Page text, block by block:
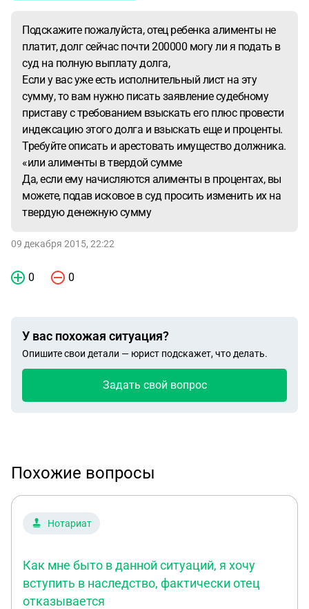
Подскажите пожалуйста, отец ребенка алименты не
платит, долг сейчас почти 200000 могу ли я подать в
суд на полную выплату долга,
Если у вас уже есть исполнительный лист на эту
сумму, то вам нужно писать заявление судебному
приставу с требованием взыскать его плюс провести
индексацию этого долга и взыскать еще и проценты.
Требуйте описать и арестовать имущество должника.
«или алименты в твердой сумме
Да, если ему начисляются алименты в процентах, вы
можете, подав исковое в суд просить изменить их на
твердую денежную сумму
09 декабря 2015, 22:22
0 0
У вас похожая ситуация?
Опишите свои детали — юрист подскажет, что делать.
Задать свой вопрос
Похожие вопросы
Нотариат
Как мне быто в данной ситуаций, я хочу
вступить в наследство, фактически отец
отказывается